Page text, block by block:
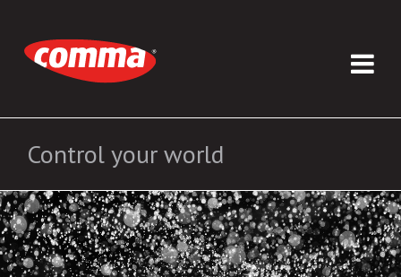
Control your world